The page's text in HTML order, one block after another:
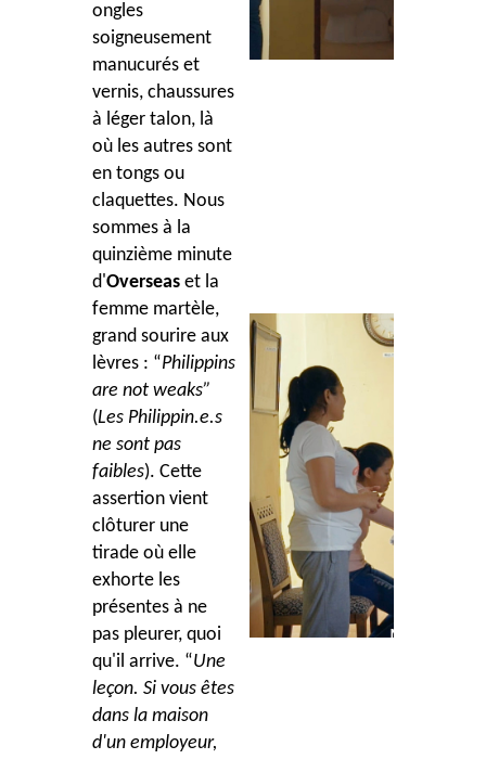
ongles
soigneusement
manucurés et
vernis, chaussures
à léger talon, là
où les autres sont
en tongs ou
claquettes. Nous
sommes à la
quinzième minute
d'Overseas et la
femme martèle,
grand sourire aux
lèvres : “Philippins
are not weaks”
(Les Philippin.e.s
ne sont pas
faibles). Cette
assertion vient
clôturer une
tirade où elle
exhorte les
présentes à ne
pas pleurer, quoi
qu'il arrive. “Une
leçon. Si vous êtes
dans la maison
d'un employeur,